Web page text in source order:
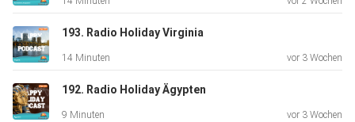
193. Radio Holiday Virginia
14 Minuten vor 3 Wochen
192. Radio Holiday Ägypten
9 Minuten vor 3 Wochen